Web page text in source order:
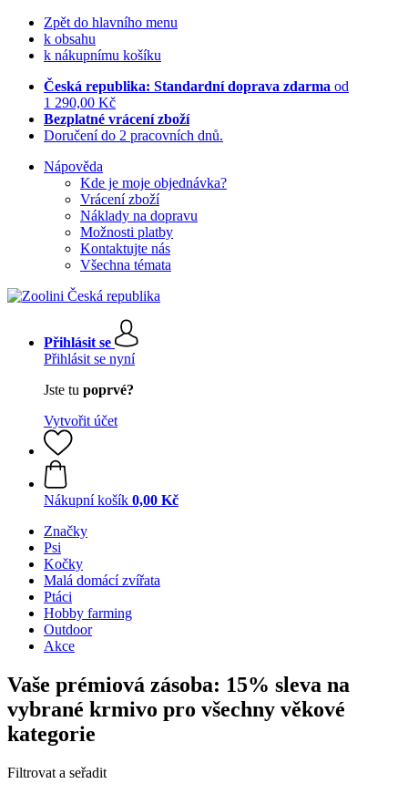
Zpět do hlavního menu
k obsahu
k nákupnímu košíku
Česká republika: Standardní doprava zdarma od
1 290,00 Kč
Bezplatné vrácení zboží
Doručení do 2 pracovních dnů.
Nápověda
Kde je moje objednávka?
Vrácení zboží
Náklady na dopravu
Možnosti platby
Kontaktujte nás
Všechna témata
Přihlásit se
Přihlásit se nyní
Jste tu poprvé?
Vytvořit účet
Nákupní košík 0,00 Kč
Značky
Psi
Kočky
Malá domácí zvířata
Ptáci
Hobby farming
Outdoor
Akce
Vaše prémiová zásoba: 15% sleva na
vybrané krmivo pro všechny věkové
kategorie
Filtrovat a seřadit